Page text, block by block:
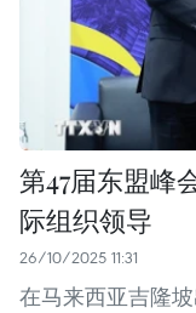
第47届东盟峰
际组织领导
26/10/2025 11:31
在马来西亚吉隆